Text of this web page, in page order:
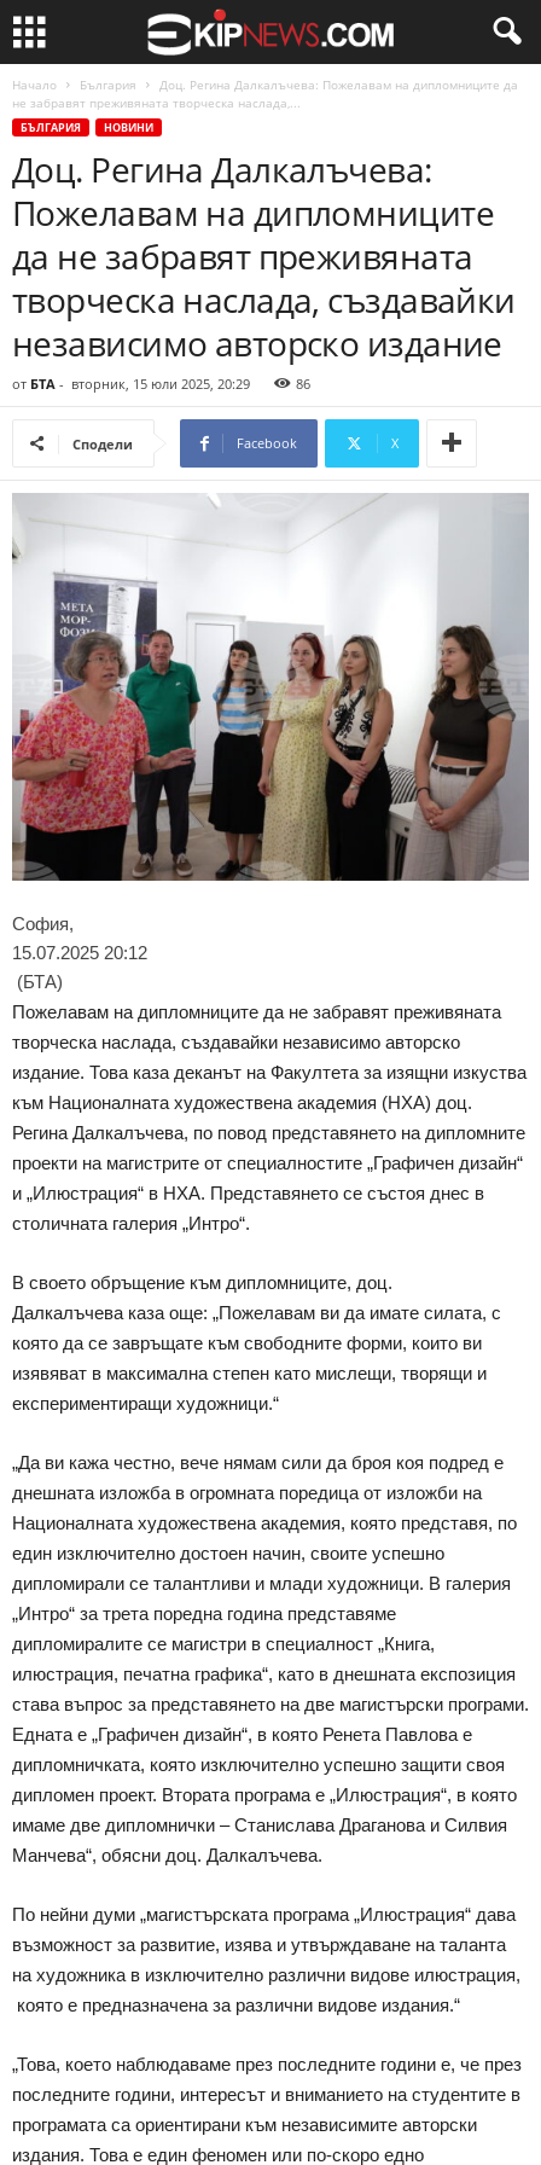
Начало България
Доц. Регина Далкалъчева: Пожелавам на дипломниците да
не забравят преживяната творческа наслада,...
БЪЛГАРИЯ НОВИНИ
Доц. Регина Далкалъчева:
Пожелавам на дипломниците
да не забравят преживяната
творческа наслада, създавайки
независимо авторско издание
от БТА - вторник, 15 юли 2025, 20:29 86
Сподели Facebook X
София,
15.07.2025 20:12
(БТА)
Пожелавам на дипломниците да не забравят преживяната
творческа наслада, създавайки независимо авторско
издание. Това каза деканът на Факултета за изящни изкуства
към Националната художествена академия (НХА) доц.
Регина Далкалъчева, по повод представянето на дипломните
проекти на магистрите от специалностите „Графичен дизайн“
и „Илюстрация“ в НХА. Представянето се състоя днес в
столичната галерия „Интро“.
В своето обръщение към дипломниците, доц.
Далкалъчева каза още: „Пожелавам ви да имате силата, с
която да се завръщате към свободните форми, които ви
изявяват в максимална степен като мислещи, творящи и
експериментиращи художници.“
„Да ви кажа честно, вече нямам сили да броя коя подред е
днешната изложба в огромната поредица от изложби на
Националната художествена академия, която представя, по
един изключително достоен начин, своите успешно
дипломирали се талантливи и млади художници. В галерия
„Интро“ за трета поредна година представяме
дипломиралите се магистри в специалност „Книга,
илюстрация, печатна графика“, като в днешната експозиция
става въпрос за представянето на две магистърски програми.
Едната е „Графичен дизайн“, в която Ренета Павлова е
дипломничката, която изключително успешно защити своя
дипломен проект. Втората програма е „Илюстрация“, в която
имаме две дипломнички – Станислава Драганова и Силвия
Манчева“, обясни доц. Далкалъчева.
По нейни думи „магистърската програма „Илюстрация“ дава
възможност за развитие, изява и утвърждаване на таланта
на художника в изключително различни видове илюстрация,
която е предназначена за различни видове издания.“
„Това, което наблюдаваме през последните години е, че през
последните години, интересът и вниманието на студентите в
програмата са ориентирани към независимите авторски
издания. Това е един феномен или по-скоро едно